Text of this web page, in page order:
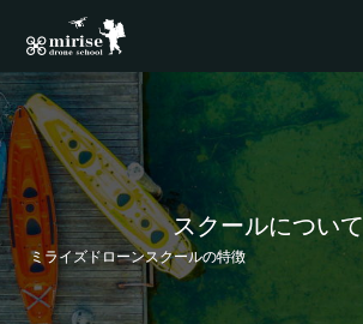
スクールについて
ミライズドローンスクールの特徴